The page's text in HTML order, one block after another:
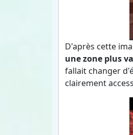
D'après cette
une zone plus
fallait changer
clairement